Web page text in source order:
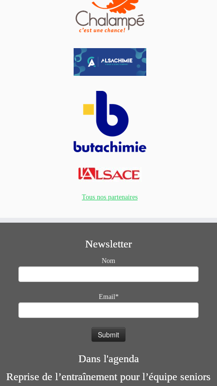
Tous nos partenaires
Newsletter
Nom
Email*
Dans l'agenda
Reprise de l’entraînement pour l’équipe seniors